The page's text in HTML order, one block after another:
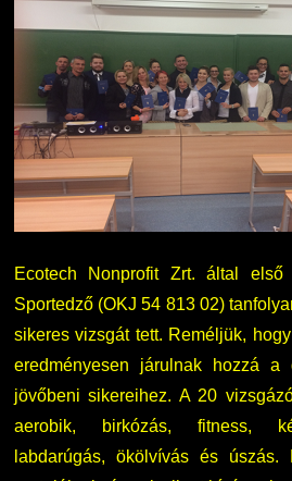
Ecotech Nonprofit Zrt. által első
Sportedző (OKJ 54 813 02)
sikeres vizsgát tett. Reméljük,
eredményesen járulnak hozzá a
jövőbeni sikereihez. A 20
aerobik, birkózás, fitness,
labdarúgás, ökölvívás és úszás.